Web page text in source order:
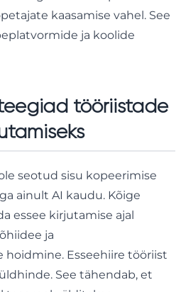
kaasamise vahel. See
ja koolide
tööriistade
seotud sisu kopeerimise
ainult AI kaudu. Kõige
essee kirjutamise ajal
ja
Esseehiire tööriist
See tähendab, et